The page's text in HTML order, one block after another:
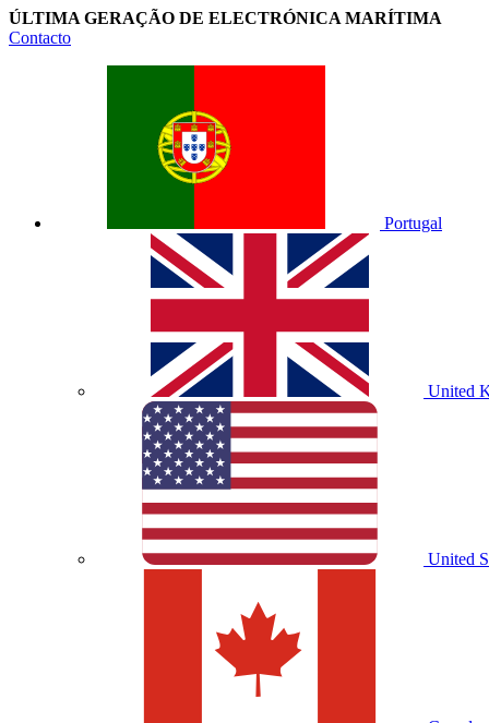
ÚLTIMA GERAÇÃO DE ELECTRÓNICA MARÍTIMA
Contacto
Portugal
United
United